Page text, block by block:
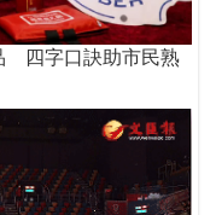
四字口訣助市民熟